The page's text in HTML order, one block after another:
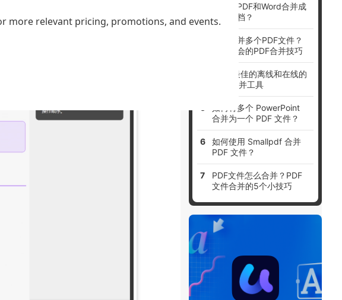
more relevant pricing, promotions, and events.
如何将PDF和Word合并成
一个文档？
如何合并多个PDF文件？
一看就会的PDF合并技巧
10 个最佳的离线和在线的
PDF 合并工具
如何将多个 PowerPoint
合并为一个 PDF 文件？
如何使用 Smallpdf 合并
PDF 文件？
PDF文件怎么合并？PDF
文件合并的5个小技巧